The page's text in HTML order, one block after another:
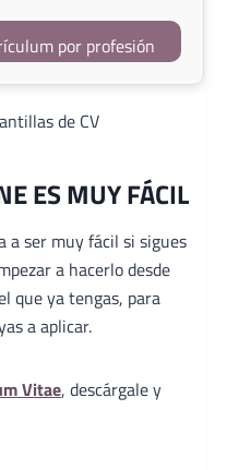
por profesión
ES MUY FÁCIL
a ser muy fácil si sigues
a hacerlo desde
que ya tengas, para
a aplicar.
Vitae, descárgale y